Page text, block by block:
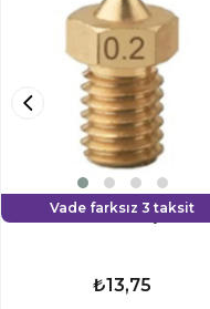
0.2 mm V6 Pirinç Nozzle
₺13,75
Vade farksız 3 taksit